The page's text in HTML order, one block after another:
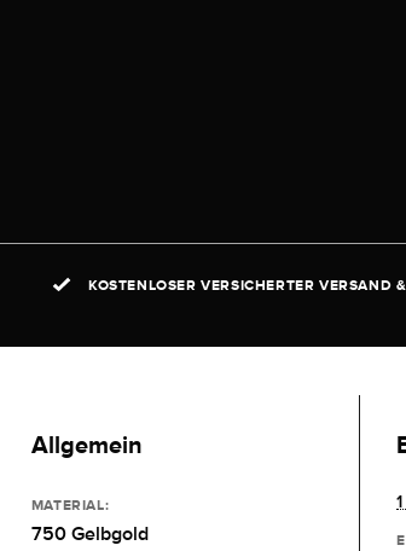
KOSTENLOSER VERSICHERTER VERSAND
Allgemein
MATERIAL:
750 Gelbgold